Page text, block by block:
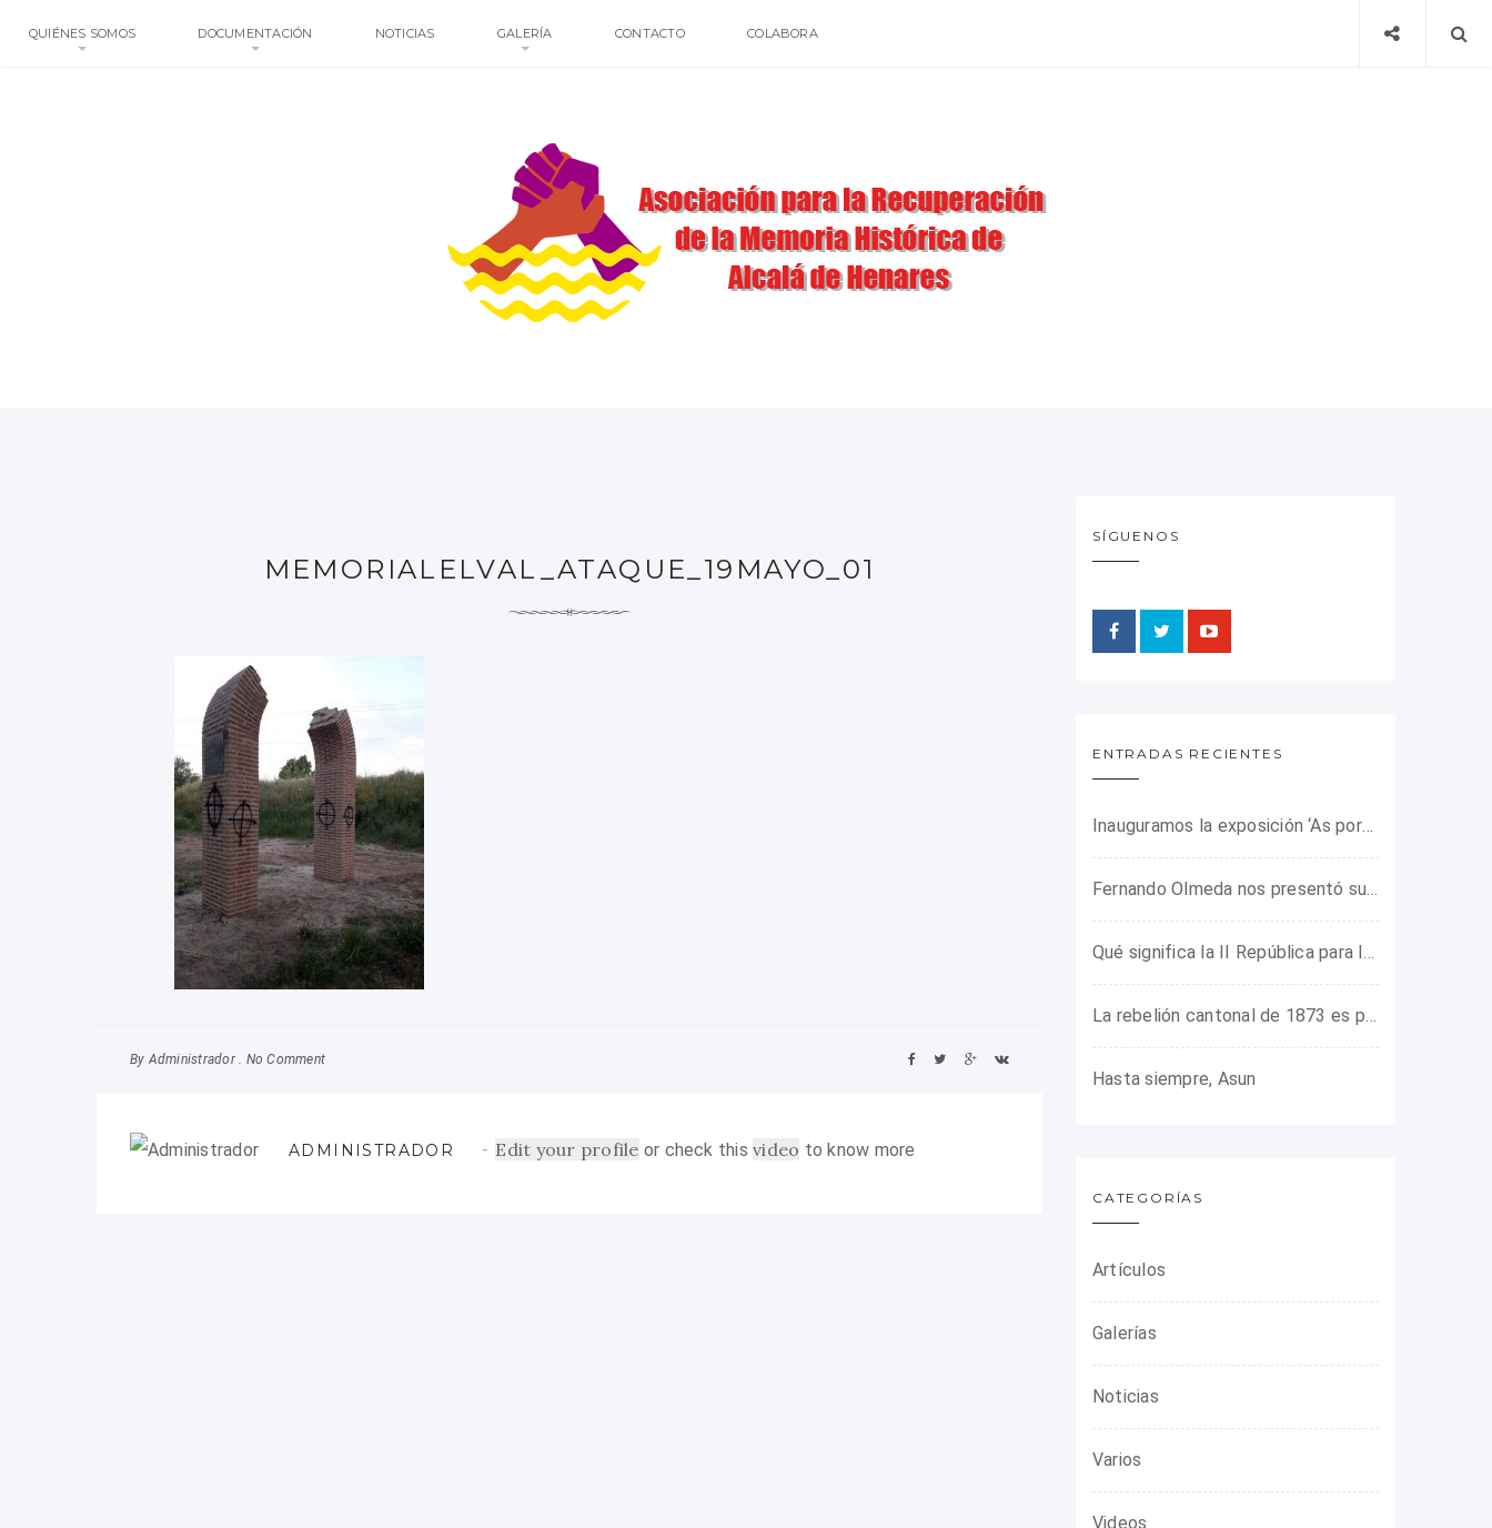
QUIÉNES SOMOS DOCUMENTACIÓN NOTICIAS GALERÍA CONTACTO COLABORA
MEMORIALELVAL_ATAQUE_19MAYO_01
By Administrador No Comment
ADMINISTRADOR Edit your profile or check thisvideo to know more
SÍGUENOS
ENTRADAS RECIENTES
Inauguramos la exposición ‘As portas do horror’ sobre el campo de concentración franquista de Camposancos
Fernando Olmeda nos presentó su último libro sobre la fotógrafa Gerda Taro
Qué significa la II República para los jóvenes de hoy
La rebelión cantonal de 1873 es protagonista en la ARMHADH
Hasta siempre, Asun
CATEGORÍAS
Artículos
Galerías
Noticias
Varios
Videos